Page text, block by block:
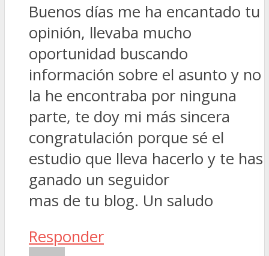
Buenos días me ha encantado tu
opinión, llevaba mucho
oportunidad buscando
información sobre el asunto y no
la he encontraba por ninguna
parte, te doy mi más sincera
congratulación porque sé el
estudio que lleva hacerlo y te has
ganado un seguidor
mas de tu blog. Un saludo
Responder